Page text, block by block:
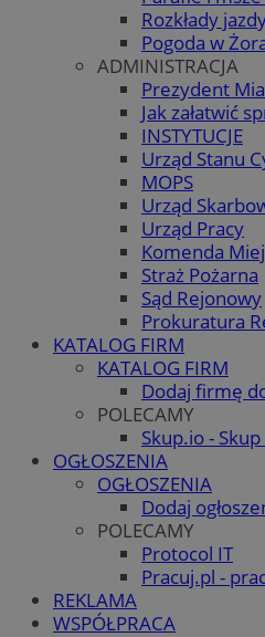
Rozkłady
Pogoda w
ADMINISTRACJA
Prezydent
Jak załatwić
INSTYTUCJE
Urząd Stanu
MOPS
Urząd
Urząd Pracy
Komenda
Straż Pożarna
Sąd Rejonowy
Prokuratura
KATALOG FIRM
KATALOG FIRM
Dodaj firmę
POLECAMY
Skup.io -
OGŁOSZENIA
OGŁOSZENIA
Dodaj
POLECAMY
Protocol IT
Pracuj.pl -
REKLAMA
WSPÓŁPRACA